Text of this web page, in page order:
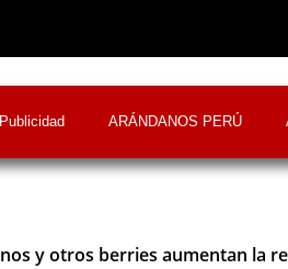
Publicidad ARÁNDANOS PERÚ
y otros berries aumentan la